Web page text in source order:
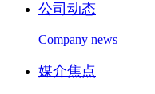
公司动态
Company news
媒介焦点